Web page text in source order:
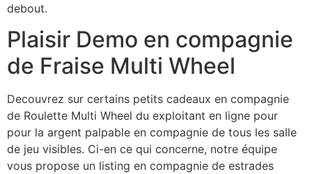
debout.
Plaisir Demo en compagnie
de Fraise Multi Wheel
Decouvrez sur certains petits cadeaux en compagnie
de Roulette Multi Wheel du exploitant en ligne pour
pour la argent palpable en compagnie de tous les salle
de jeu visibles. Ci-en ce qui concerne, notre équipe
vous propose un listing en compagnie de estrades